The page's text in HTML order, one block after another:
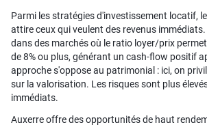
Parmi les stratégies d'investissement locatif,
attire ceux qui veulent des revenus
dans des marchés où le ratio loyer/prix
de 8% ou plus, générant un cash-flow positif
approche s'oppose au patrimonial : ici, on
sur la valorisation. Les risques sont plus
immédiats.
Auxerre offre des opportunités de haut